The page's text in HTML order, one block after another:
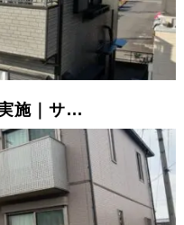
施｜サ...